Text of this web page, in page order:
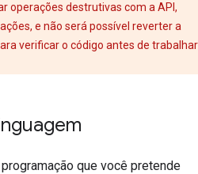
operações destrutivas com a API,
e não será possível reverter a
verificar o código antes de trabalhar
que você pretende